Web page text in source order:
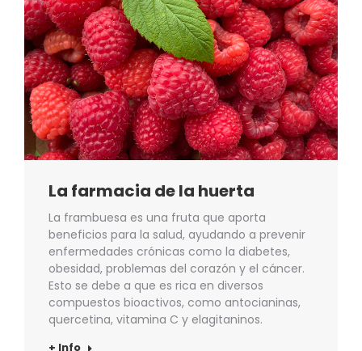
La farmacia de la huerta
La frambuesa es una fruta que aporta
beneficios para la salud, ayudando a prevenir
enfermedades crónicas como la diabetes,
obesidad, problemas del corazón y el cáncer.
Esto se debe a que es rica en diversos
compuestos bioactivos, como antocianinas,
quercetina, vitamina C y elagitaninos.
+ Info